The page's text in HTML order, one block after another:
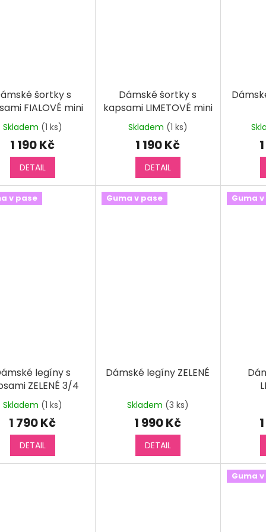
šortky s
FIALOVÉ mini
Skladem (1 ks)
1 190 Kč
DETAIL
Dámské šortky s
kapsami LIMETOVÉ mini
Skladem (1 ks)
1 190 Kč
DETAIL
v pase
legíny s
ZELENÉ 3/4
Skladem (1 ks)
1 790 Kč
DETAIL
Guma v pase
Dámské legíny ZELENÉ
Skladem (3 ks)
1 990 Kč
DETAIL
Guma
z
5
Guma